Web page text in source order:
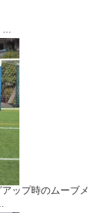
...
ップ時のムーブメ